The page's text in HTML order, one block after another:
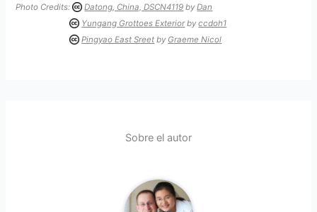
Photo Credits: Datong, China, DSCN4119 byDan
Yungang Grottoes Exteriorbyccdoh1
Pingyao East Sreet by Graeme Nicol
Sobre el autor